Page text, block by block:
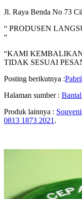
Jl. Raya Benda No 73
“ PRODUSEN
“
“KAMI
TIDAK SESUAI
Posting berikutnya :
Halaman sumber :
Produk lainnya :
0813 1873 2021 .